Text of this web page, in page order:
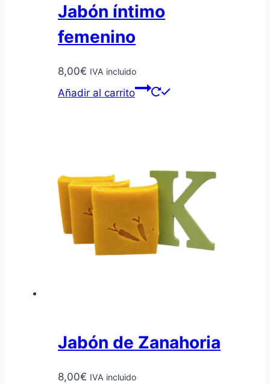
Jabón íntimo
femenino
8,00€ IVA incluido
Añadir al carrito
Jabón de Zanahoria
8,00€ IVA incluido